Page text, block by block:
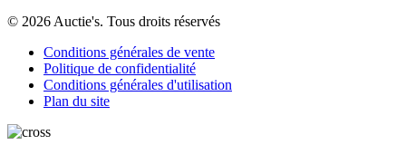
© 2026 Auctie's. Tous droits réservés
Conditions générales de vente
Politique de confidentialité
Conditions générales d'utilisation
Plan du site